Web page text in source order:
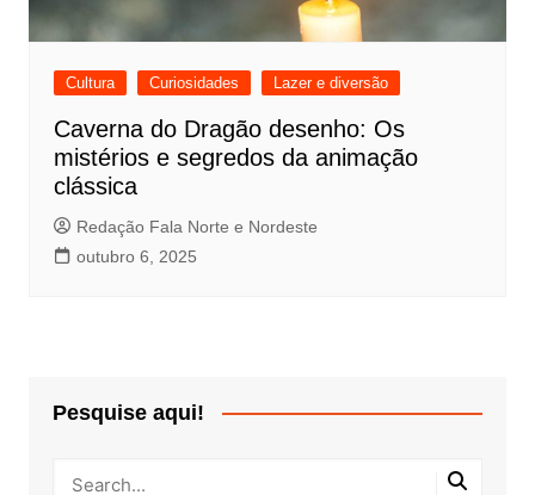
Cultura Curiosidades Lazer e diversão
Caverna do Dragão desenho: Os
mistérios e segredos da animação
clássica
Redação Fala Norte e Nordeste
outubro 6, 2025
Pesquise aqui!